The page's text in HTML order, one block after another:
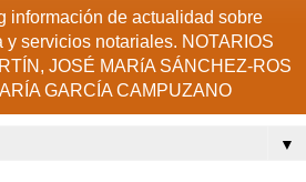
información de actualidad sobre
servicios notariales. NOTARIOS
JOSÉ MARíA SÁNCHEZ-ROS
GARCÍA CAMPUZANO
▼